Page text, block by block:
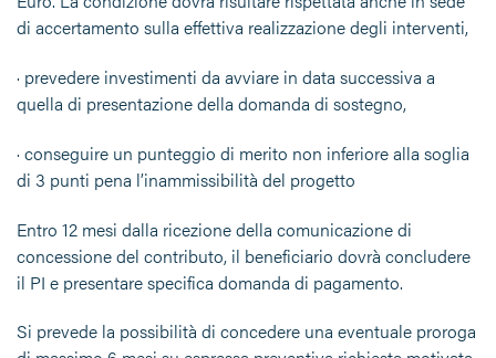
di accertamento sulla effettiva realizzazione degli interventi,
· prevedere investimenti da avviare in data successiva a
quella di presentazione della domanda di sostegno,
· conseguire un punteggio di merito non inferiore alla soglia
di 3 punti pena l’inammissibilità del progetto
Entro 12 mesi dalla ricezione della comunicazione di
concessione del contributo, il beneficiario dovrà concludere
il PI e presentare specifica domanda di pagamento.
Si prevede la possibilità di concedere una eventuale proroga